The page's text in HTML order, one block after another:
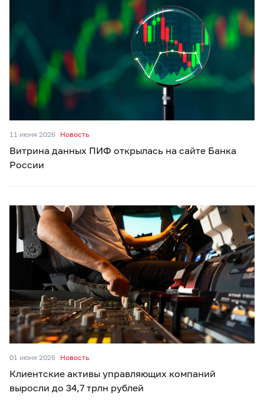
11 июня 2026 Новость
Витрина данных ПИФ открылась на сайте Банка
России
01 июня 2026 Новость
Клиентские активы управляющих компаний
выросли до 34,7 трлн рублей